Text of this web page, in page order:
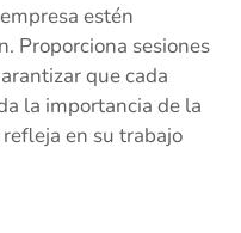
estén
Proporciona sesiones
que cada
la importancia de la
en su trabajo